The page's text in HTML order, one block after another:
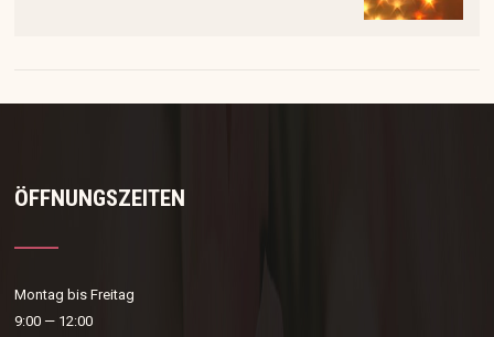
ÖFFNUNGSZEITEN
Montag bis Freitag
9:00 — 12:00